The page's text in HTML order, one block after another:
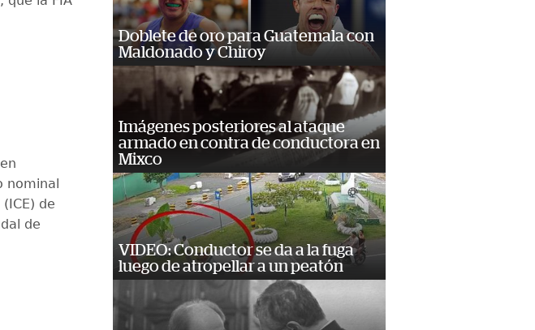
nominal
de
de
Doblete de oro para Guatemala con
Maldonado y Chiroy
Imágenes posteriores al ataque
armado en contra de conductora en
Mixco
VIDEO: Conductor se da a la fuga
luego de atropellar a un peatón